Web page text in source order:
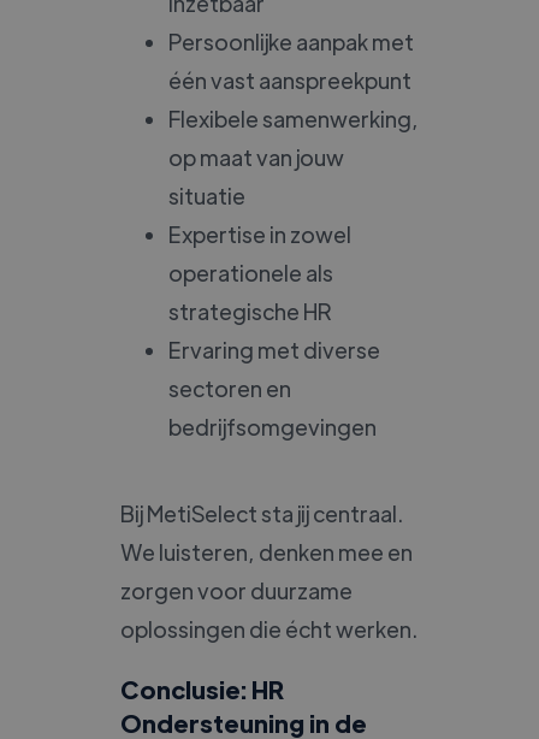
Persoonlijke aanpak met
één vast aanspreekpunt
Flexibele samenwerking,
op maat van jouw
situatie
Expertise in zowel
operationele als
strategische HR
Ervaring met diverse
sectoren en
bedrijfsomgevingen
Bij MetiSelect sta jij centraal.
We luisteren, denken mee en
zorgen voor duurzame
oplossingen die écht werken.
Conclusie: HR
Ondersteuning in de